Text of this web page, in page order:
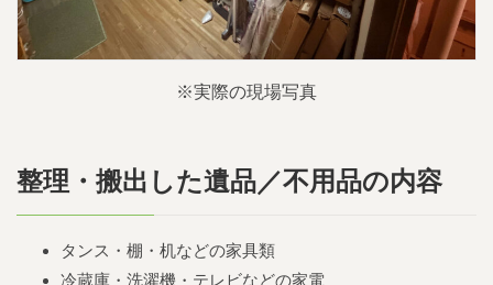
※実際の現場写真
整理・搬出した遺品／不用品の内容
タンス・棚・机などの家具類
冷蔵庫・洗濯機・テレビなどの家電